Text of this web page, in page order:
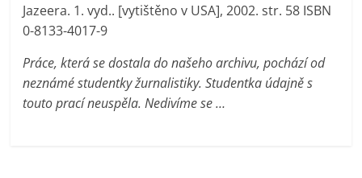
Jazeera. 1. vyd.. [vytištěno v USA], 2002. str. 58 ISBN
0-8133-4017-9
Práce, která se dostala do našeho archivu, pochází od
neznámé studentky žurnalistiky. Studentka údajně s
touto prací neuspěla. Nedivíme se …